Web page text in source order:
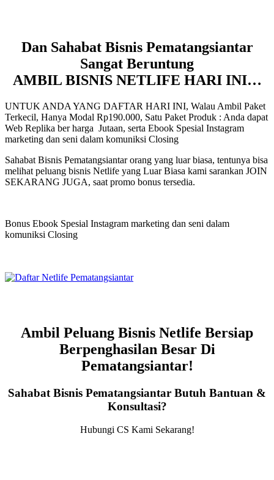
Dan Sahabat Bisnis Pematangsiantar
Sangat Beruntung
AMBIL BISNIS NETLIFE HARI INI…
UNTUK ANDA YANG DAFTAR HARI INI, Walau Ambil Paket
Terkecil, Hanya Modal Rp190.000, Satu Paket Produk : Anda dapat
Web Replika ber harga Jutaan, serta Ebook Spesial Instagram
marketing dan seni dalam komuniksi Closing
Sahabat Bisnis Pematangsiantar orang yang luar biasa, tentunya bisa
melihat peluang bisnis Netlife yang Luar Biasa kami sarankan JOIN
SEKARANG JUGA, saat promo bonus tersedia.
Bonus Ebook Spesial Instagram marketing dan seni dalam
komuniksi Closing
Ambil Peluang Bisnis Netlife Bersiap
Berpenghasilan Besar Di
Pematangsiantar!
Sahabat Bisnis Pematangsiantar Butuh Bantuan &
Konsultasi?
Hubungi CS Kami Sekarang!